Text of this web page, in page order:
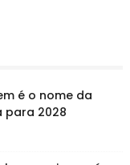
é o nome da
para 2028